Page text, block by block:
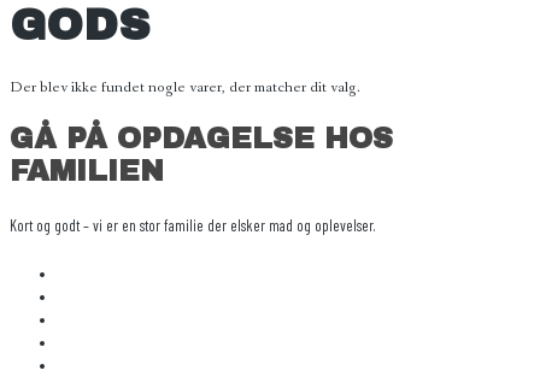
GODS
Der blev ikke fundet nogle varer, der matcher dit valg.
GÅ PÅ OPDAGELSE HOS
FAMILIEN
Kort og godt – vi er en stor familie der elsker mad og oplevelser.